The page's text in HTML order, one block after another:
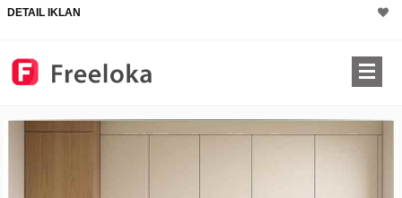
DETAIL IKLAN